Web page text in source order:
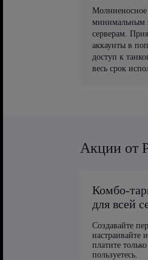
Молниеносное
минимальным
серверам.
аккаунты в
доступ к
весь срок
Акции от
Комбо-
для всей
Создавайте
настраивайте
платите
пользуетесь.